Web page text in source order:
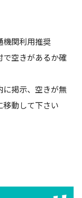
機関利用推奨
で空きがあるか確
に掲示、空きが無
移動して下さい